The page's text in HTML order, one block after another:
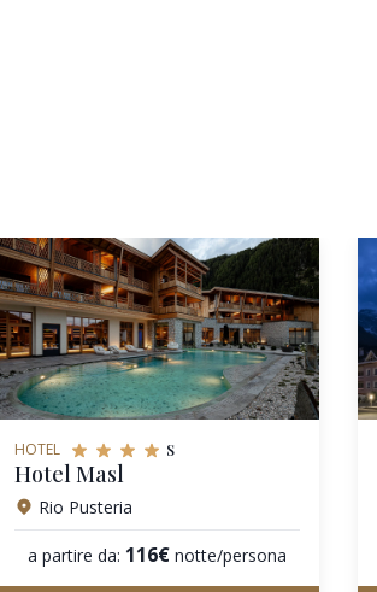
HOTEL s
Hotel Masl
Rio Pusteria
a partire da: 116€ notte/persona